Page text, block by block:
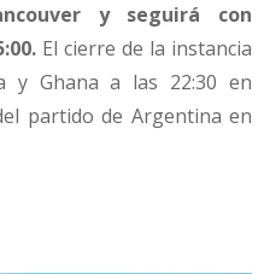
y seguirá con
El cierre de la instancia
y Ghana a las 22:30 en
partido de Argentina en